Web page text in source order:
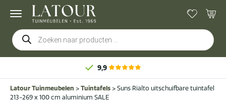
Producten
zoeken
9,9
Latour Tuinmeubelen > Tuintafels > Suns Rialto uitschuifbare tuintafel
213-269 x 100 cm aluminium SALE